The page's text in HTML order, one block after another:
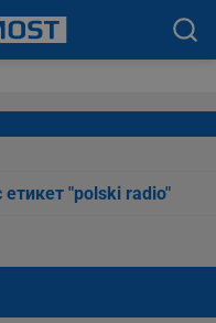
етикет "polski radio"